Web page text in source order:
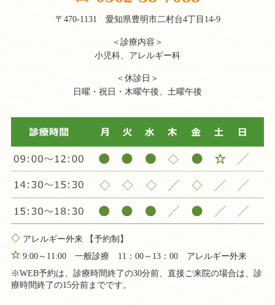
〒470-1131 愛知県豊明市二村台4丁目14-9
＜診療内容＞
小児科、アレルギー科
＜休診日＞
日曜・祝日・木曜午後、土曜午後
アレルギー外来 【予約制】
9:00～11:00 一般診療 11：00～13：00 アレルギー外来
※WEB予約は、診療時間終了の30分前、直接ご来院の場合は、診
療時間終了の15分前までです。